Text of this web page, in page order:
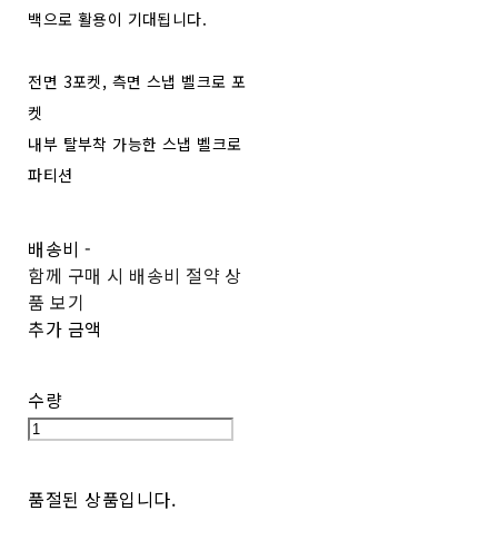
백으로 활용이 기대됩니다.
전면 3포켓, 측면 스냅 벨크로 포
켓
내부 탈부착 가능한 스냅 벨크로
파티션
배송비-
함께 구매 시 배송비 절약 상
품 보기
추가 금액
수량
품절된 상품입니다.